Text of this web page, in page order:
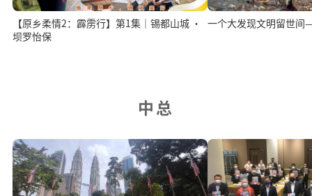
【原乡柔情2：霹雳行】第1集｜锡都山城 ·
坝罗怡保
一个大发现文明留世间
中总